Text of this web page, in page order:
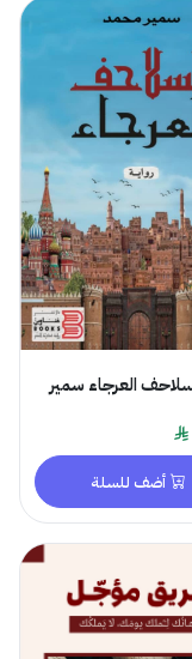
العرجاء سمير
أضف للسلة